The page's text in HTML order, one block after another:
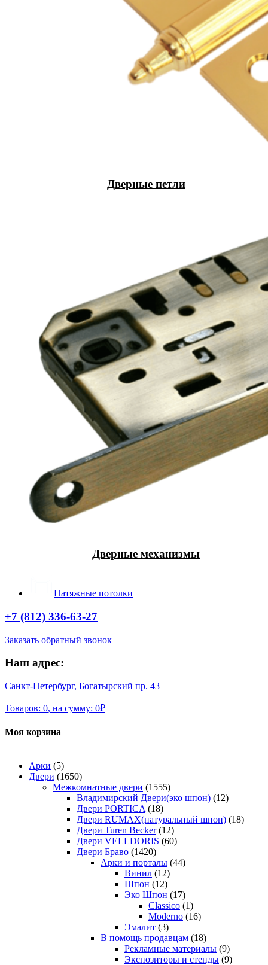
Дверные петли
Дверные механизмы
Натяжные потолки
+7 (812) 336-63-27
Заказать обратный звонок
Наш адрес:
Санкт-Петербург, Богатырский пр. 43
Товаров: 0, на сумму: 0₽
Моя корзина
Арки (5)
Двери (1650)
Межкомнатные двери (1555)
Владимирский Двери(эко шпон) (12)
Двери PORTICA (18)
Двери RUMAX(натуральный шпон) (18)
Двери Turen Becker (12)
Двери VELLDORIS (60)
Двери Браво (1420)
Арки и порталы (44)
Винил (12)
Шпон (12)
Эко Шпон (17)
Classico (1)
Moderno (16)
Эмалит (3)
В помощь продавцам (18)
Рекламные материалы (9)
Экспозиторы и стенды (9)